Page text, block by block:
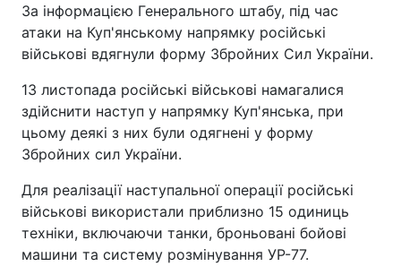
За інформацією Генерального штабу, під час
атаки на Куп'янському напрямку російські
військові вдягнули форму Збройних Сил України.
13 листопада російські військові намагалися
здійснити наступ у напрямку Куп'янська, при
цьому деякі з них були одягнені у форму
Збройних сил України.
Для реалізації наступальної операції російські
військові використали приблизно 15 одиниць
техніки, включаючи танки, броньовані бойові
машини та систему розмінування УР-77.